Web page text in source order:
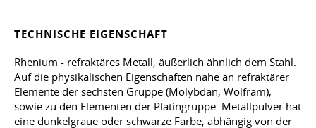
TECHNISCHE EIGENSCHAFT
Rhenium - refraktäres Metall, äußerlich ähnlich dem Stahl.
Auf die physikalischen Eigenschaften nahe an refraktärer
Elemente der sechsten Gruppe (Molybdän, Wolfram),
sowie zu den Elementen der Platingruppe. Metallpulver hat
eine dunkelgraue oder schwarze Farbe, abhängig von der